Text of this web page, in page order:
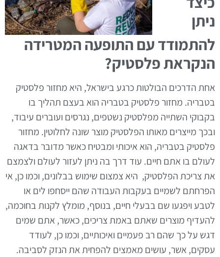
ניתן
להתמודד עם התופעה המטרידה
הנקראת פלסטיק?
אחת הדרכים הבולטות כרגע בישראל, היא מחזור פלסטיק
בטבריה. מחזור פלסטיק בטבריה הוא בעצם תהליך בו
בקבוקי השתייה מפלסטיק נשטפים, נגרסים ועוברים עיבוד,
ובכך מייצרים מאותו הפלסטיק מוצר שונה לחלוטין. מחזור
פלסטיק בטבריה, הוא איכותי ומבטיח כאשר מדובר בדאגה
לעולם בו אתם חיים. עוד דרך בה ניתן לעזור לעולם ולצמצם
את צריכת הפלסטיק, היא צמצום שימוש בבלונים, וכמו כן, אי
הפרחתם לשמיים בעקבות העבודה שהם ייסחפו לים או
לטבע ויפגעו שם בבעלי חיים, בנוסף, מומלץ לקנות בחוכמה,
להעדיף מוצרים שאתם באמת צריכים, כאשר, אתם שמים
דגש על כך שהם רב פעמיים ואיכותיים, וכמו כן, לעודד
עסקים, אשר, עושים מאמצים להפחית את הנזק לסביבה.